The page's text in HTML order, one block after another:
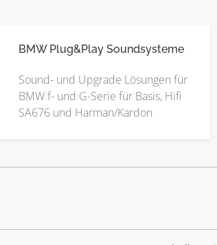
BMW Plug&Play Soundsysteme
Sound- und Upgrade Lösungen für
BMW f- und G-Serie für Basis, Hifi
SA676 und Harman/Kardon